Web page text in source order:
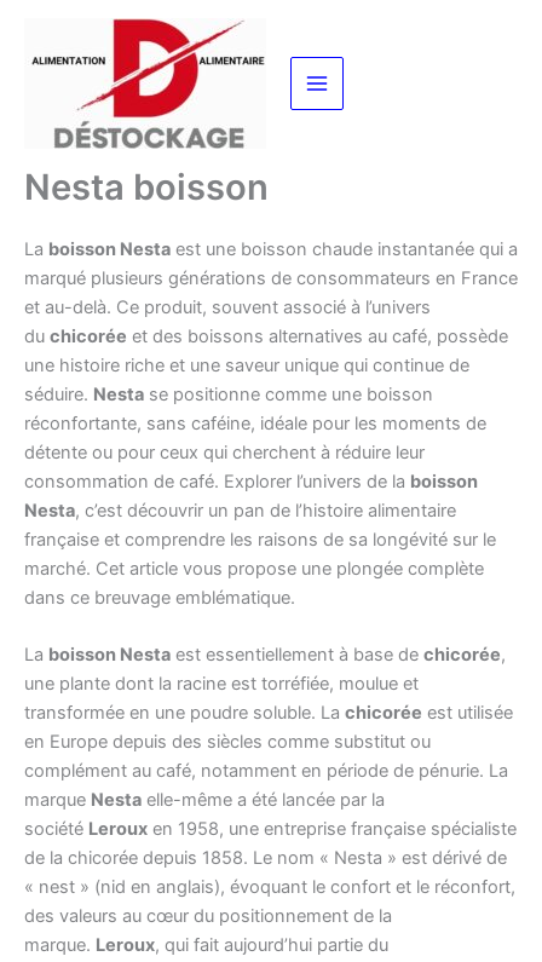
contenu
Nesta boisson
La boisson Nesta est une boisson chaude instantanée qui a
marqué plusieurs générations de consommateurs en France
et au-delà. Ce produit, souvent associé à l’univers
du chicorée et des boissons alternatives au café, possède
une histoire riche et une saveur unique qui continue de
séduire. Nesta se positionne comme une boisson
réconfortante, sans caféine, idéale pour les moments de
détente ou pour ceux qui cherchent à réduire leur
consommation de café. Explorer l’univers de la boisson
Nesta, c’est découvrir un pan de l’histoire alimentaire
française et comprendre les raisons de sa longévité sur le
marché. Cet article vous propose une plongée complète
dans ce breuvage emblématique.
La boisson Nesta est essentiellement à base de chicorée,
une plante dont la racine est torréfiée, moulue et
transformée en une poudre soluble. La chicorée est utilisée
en Europe depuis des siècles comme substitut ou
complément au café, notamment en période de pénurie. La
marque Nesta elle-même a été lancée par la
société Leroux en 1958, une entreprise française spécialiste
de la chicorée depuis 1858. Le nom « Nesta » est dérivé de
« nest » (nid en anglais), évoquant le confort et le réconfort,
des valeurs au cœur du positionnement de la
marque. Leroux, qui fait aujourd’hui partie du